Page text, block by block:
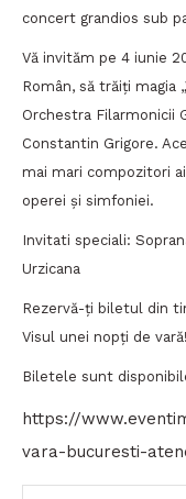
concert grandios sub
Vă invităm pe 4 iunie
Român, să trăiți magia
Orchestra Filarmonicii
Constantin Grigore.
mai mari compozitori
operei și simfoniei.
Invitati speciali:
Urzicana
Rezervă-ți biletul din
Visul unei nopți de vară!
Biletele sunt
https://
vara-bucuresti-